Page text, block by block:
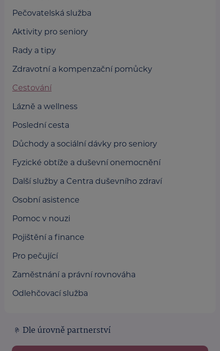
Pečovatelská služba
Aktivity pro seniory
Rady a tipy
Zdravotní a kompenzační pomůcky
Cestování
Lázně a wellness
Poslední cesta
Důchody a sociální dávky pro seniory
Fyzické obtíže a duševní onemocnění
Další služby a Centra duševního zdraví
Osobní asistence
Pomoc v nouzi
Pojištění a finance
Pro pečující
Zaměstnání a právní rovnováha
Odlehčovací služba
Dle úrovně partnerství